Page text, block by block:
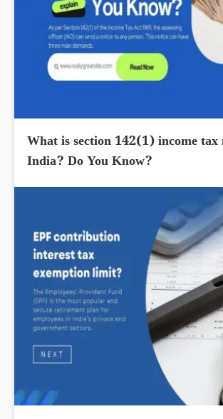
What is section 142(1) income tax
India? Do You Know?